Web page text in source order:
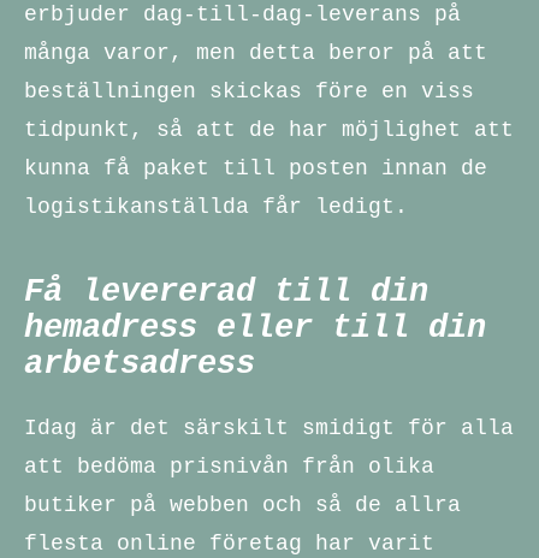
erbjuder dag-till-dag-leverans på
många varor, men detta beror på att
beställningen skickas före en viss
tidpunkt, så att de har möjlighet att
kunna få paket till posten innan de
logistikanställda får ledigt.
Få levererad till din
hemadress eller till din
arbetsadress
Idag är det särskilt smidigt för alla
att bedöma prisnivån från olika
butiker på webben och så de allra
flesta online företag har varit